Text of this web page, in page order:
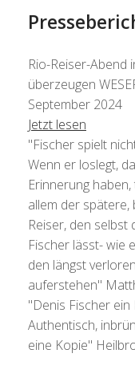
Rio-Reiser-Abend
überzeugen
September 2024
Jetzt lesen
"Fischer spielt
Wenn er loslegt,
Erinnerung
allem der spätere,
Reiser, den selbst
Fischer lässt- wie
den längst
auferstehen"
"Denis Fischer ein
Authentisch,
eine Kopie"